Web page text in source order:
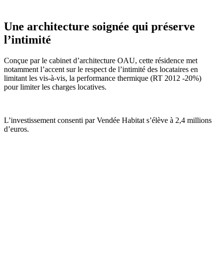
Une architecture soignée qui préserve
l’intimité
Conçue par le cabinet d’architecture OAU, cette résidence met
notamment l’accent sur le respect de l’intimité des locataires en
limitant les vis-à-vis, la performance thermique (RT 2012 -20%)
pour limiter les charges locatives.
L’investissement consenti par Vendée Habitat s’élève à 2,4 millions
d’euros.